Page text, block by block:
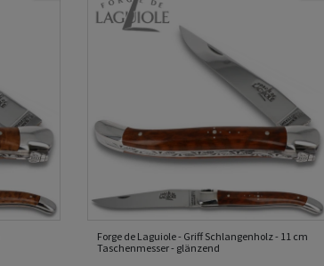
Forge de Laguiole - Griff Schlangenholz - 11 cm
Taschenmesser - glänzend